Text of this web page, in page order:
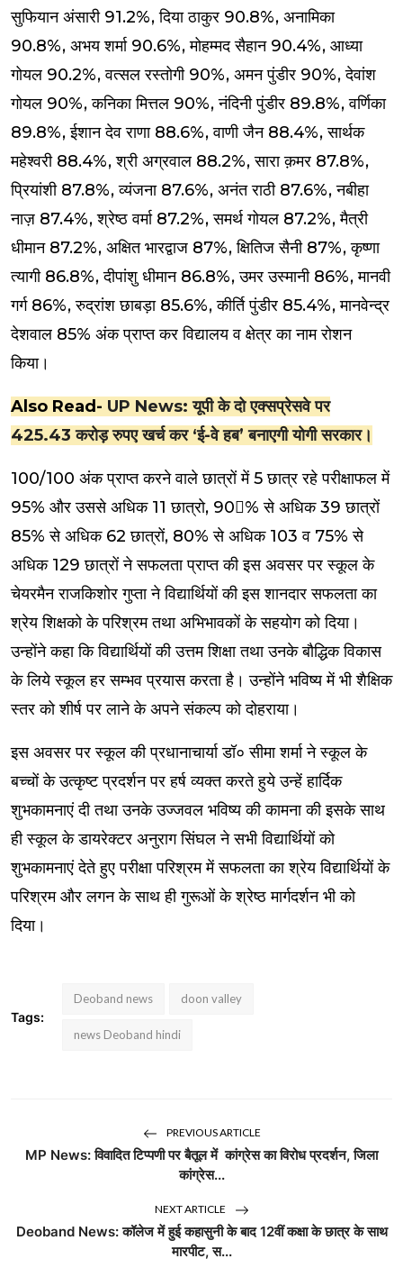
सुफियान अंसारी 91.2%, दिया ठाकुर 90.8%, अनामिका
90.8%, अभय शर्मा 90.6%, मोहम्मद सैहान 90.4%, आध्या
गोयल 90.2%, वत्सल रस्तोगी 90%, अमन पुंडीर 90%, देवांश
गोयल 90%, कनिका मित्तल 90%, नंदिनी पुंडीर 89.8%, वर्णिका
89.8%, ईशान देव राणा 88.6%, वाणी जैन 88.4%, सार्थक
महेश्वरी 88.4%, श्री अग्रवाल 88.2%, सारा क़मर 87.8%,
प्रियांशी 87.8%, व्यंजना 87.6%, अनंत राठी 87.6%, नबीहा
नाज़ 87.4%, श्रेष्ठ वर्मा 87.2%, समर्थ गोयल 87.2%, मैत्री
धीमान 87.2%, अक्षित भारद्वाज 87%, क्षितिज सैनी 87%, कृष्णा
त्यागी 86.8%, दीपांशु धीमान 86.8%, उमर उस्मानी 86%, मानवी
गर्ग 86%, रुद्रांश छाबड़ा 85.6%, कीर्ति पुंडीर 85.4%, मानवेन्द्र
देशवाल 85% अंक प्राप्त कर विद्यालय व क्षेत्र का नाम रोशन
किया।
Also Read- UP News: यूपी के दो एक्सप्रेसवे पर
425.43 करोड़ रुपए खर्च कर ‘ई-वे हब’ बनाएगी योगी सरकार।
100/100 अंक प्राप्त करने वाले छात्रों में 5 छात्र रहे परीक्षाफल में
95% और उससे अधिक 11 छात्रो, 90% से अधिक 39 छात्रों
85% से अधिक 62 छात्रों, 80% से अधिक 103 व 75% से
अधिक 129 छात्रों ने सफलता प्राप्त की इस अवसर पर स्कूल के
चेयरमैन राजकिशोर गुप्ता ने विद्यार्थियों की इस शानदार सफलता का
श्रेय शिक्षको के परिश्रम तथा अभिभावकों के सहयोग को दिया।
उन्होंने कहा कि विद्यार्थियों की उत्तम शिक्षा तथा उनके बौद्धिक विकास
के लिये स्कूल हर सम्भव प्रयास करता है। उन्होंने भविष्य में भी शैक्षिक
स्तर को शीर्ष पर लाने के अपने संकल्प को दोहराया।
इस अवसर पर स्कूल की प्रधानाचार्या डॉ० सीमा शर्मा ने स्कूल के
बच्चों के उत्कृष्ट प्रदर्शन पर हर्ष व्यक्त करते हुये उन्हें हार्दिक
शुभकामनाएं दी तथा उनके उज्जवल भविष्य की कामना की इसके साथ
ही स्कूल के डायरेक्टर अनुराग सिंघल ने सभी विद्यार्थियों को
शुभकामनाएं देते हुए परीक्षा परिश्रम में सफलता का श्रेय विद्यार्थियों के
परिश्रम और लगन के साथ ही गुरूओं के श्रेष्ठ मार्गदर्शन भी को
दिया।
Tags:
Deoband news doon valley
news Deoband hindi
PREVIOUS ARTICLE
MP News: विवादित टिप्पणी पर बैतूल में कांग्रेस का विरोध प्रदर्शन, जिला
कांग्रेस...
NEXT ARTICLE
Deoband News: कॉलेज में हुई कहासुनी के बाद 12वीं कक्षा के छात्र के साथ
मारपीट, स...